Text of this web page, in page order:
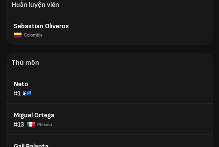
Huấn luyện viên
Sebastian Oliveros
Colombia
Thủ môn
Neto
#1
Miguel Ortega
#13
Mexico